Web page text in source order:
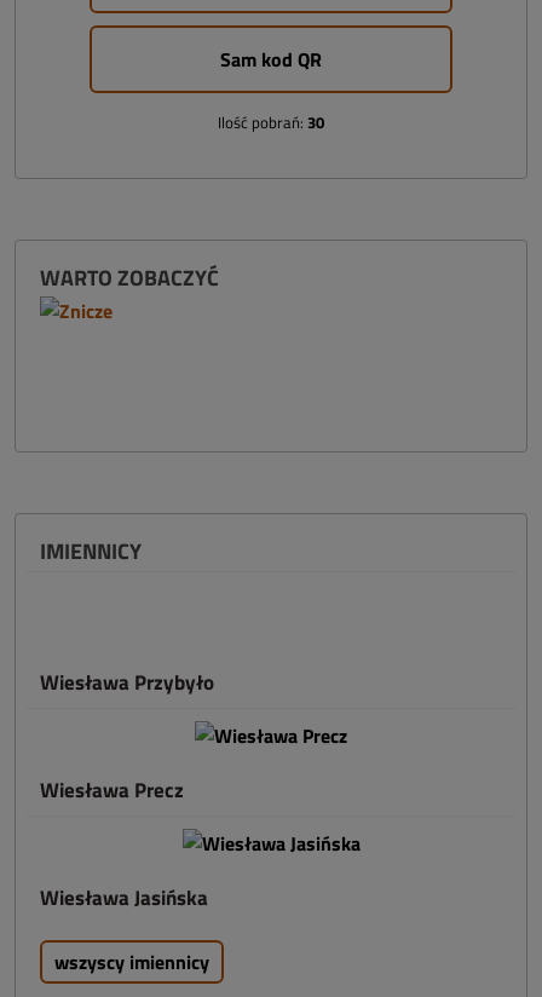
Sam kod QR
Ilość pobrań: 30
WARTO ZOBACZYĆ
IMIENNICY
Wiesława Przybyło
Wiesława Precz
Wiesława Jasińska
wszyscy imiennicy